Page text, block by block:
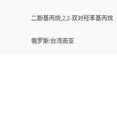
二酚基丙烷;2,2-双对羟苯基丙烷
俄罗斯/台湾南亚